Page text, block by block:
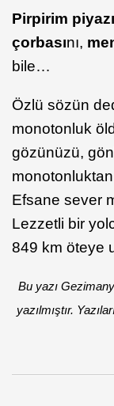
Pirpirim piyazı
çorbasını,
bile…
Özlü sözün
monotonluk
gözünüzü,
Efsane sever
Lezzetli bir
849 km öteye
Bu yazı
yazılmıştır.